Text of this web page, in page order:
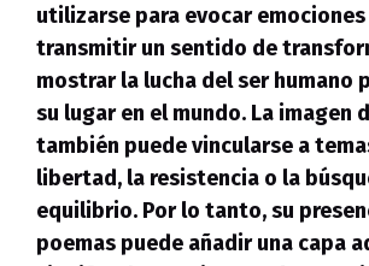
utilizarse para evocar
transmitir un sentido de
mostrar la lucha del ser humano
su lugar en el mundo. La imagen
también puede vincularse a
libertad, la resistencia o la
equilibrio. Por lo tanto, su
poemas puede añadir una capa